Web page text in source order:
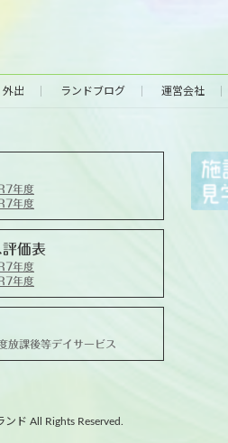
外出 ランドブログ 運営会社
年度
年度
価表
年度
年度
放課後等デイサービス
ド All Rights Reserved.